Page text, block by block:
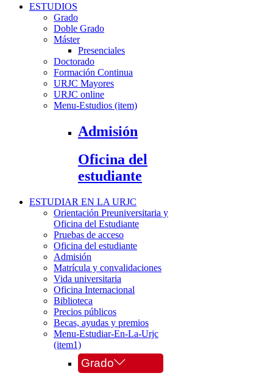
ESTUDIOS
Grado
Doble Grado
Máster
Presenciales
Doctorado
Formación Continua
URJC Mayores
URJC online
Menu-Estudios (item)
Admisión
Oficina del
estudiante
ESTUDIAR EN LA URJC
Orientación Preuniversitaria y
Oficina del Estudiante
Pruebas de acceso
Oficina del estudiante
Admisión
Matrícula y convalidaciones
Vida universitaria
Oficina Internacional
Biblioteca
Precios públicos
Becas, ayudas y premios
Menu-Estudiar-En-La-Urjc
(item1)
Grado